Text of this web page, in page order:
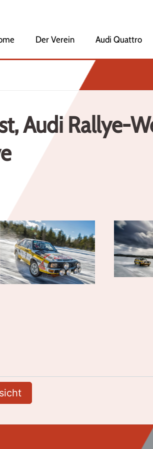
Der Verein
Vorstandschaft
Mitglied werden
Ehrenmitglieder
Audi Club International
Audi Quattro
Audi Rallye-